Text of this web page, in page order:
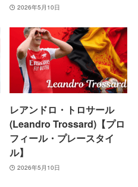
2026年5月10日
レアンドロ・トロサール
(Leandro Trossard)【プロ
フィール・プレースタイ
ル】
2026年5月10日